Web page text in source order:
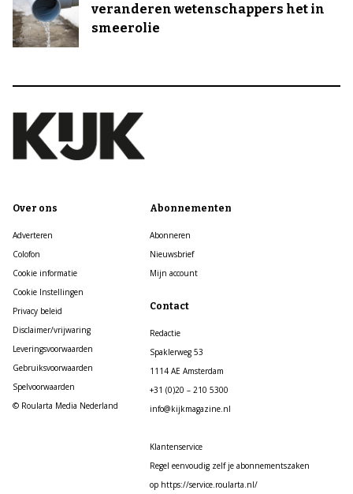
veranderen wetenschappers het in
smeerolie
Over ons
Adverteren
Colofon
Cookie informatie
Cookie Instellingen
Privacy beleid
Disclaimer/vrijwaring
Leveringsvoorwaarden
Gebruiksvoorwaarden
Spelvoorwaarden
© Roularta Media Nederland
Abonnementen
Abonneren
Nieuwsbrief
Mijn account
Contact
Redactie
Spaklerweg 53
1114 AE Amsterdam
+31 (0)20 – 210 5300
info@kijkmagazine.nl
Klantenservice
Regel eenvoudig zelf je abonnementszaken
op https://service.roularta.nl/